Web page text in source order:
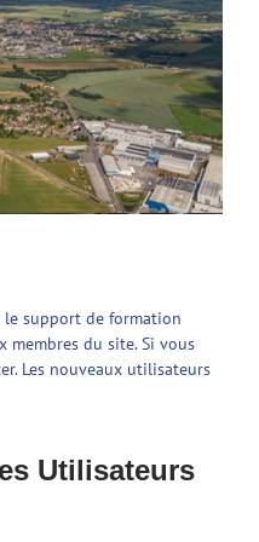
le support de formation
membres du site. Si vous
Les nouveaux utilisateurs
Utilisateurs